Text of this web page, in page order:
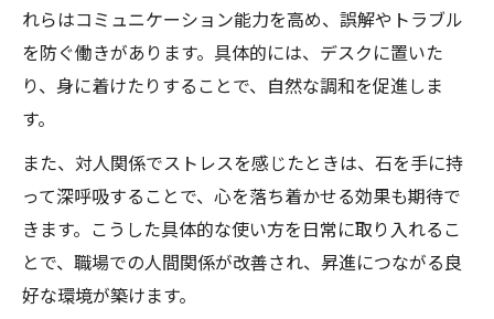
れらはコミュニケーション能力を高め、誤解やトラブル
を防ぐ働きがあります。具体的には、デスクに置いた
り、身に着けたりすることで、自然な調和を促進しま
す。
また、対人関係でストレスを感じたときは、石を手に持
って深呼吸することで、心を落ち着かせる効果も期待で
きます。こうした具体的な使い方を日常に取り入れるこ
とで、職場での人間関係が改善され、昇進につながる良
好な環境が築けます。